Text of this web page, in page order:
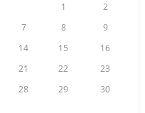
1
2
7 8
9
14 15
16
21 22
23
28 29
30